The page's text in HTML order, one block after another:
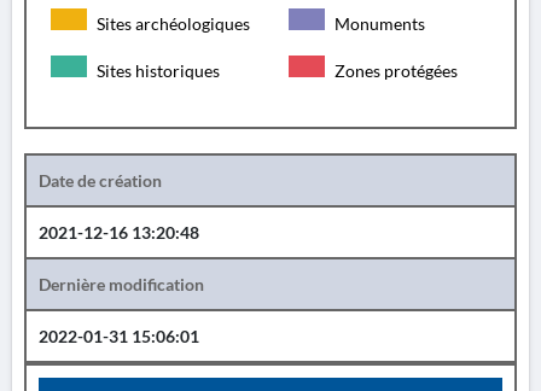
Sites archéologiques Monuments
Sites historiques Zones protégées
Date de création
2021-12-16 13:20:48
Dernière modification
2022-01-31 15:06:01